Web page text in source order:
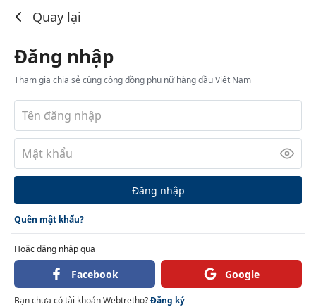
Quay lại
Đăng nhập
Tham gia chia sẻ cùng cộng đồng phụ nữ hàng đầu Việt Nam
Đăng nhập
Quên mật khẩu?
Hoặc đăng nhập qua
Facebook Google
Bạn chưa có tài khoản Webtretho?Đăng ký